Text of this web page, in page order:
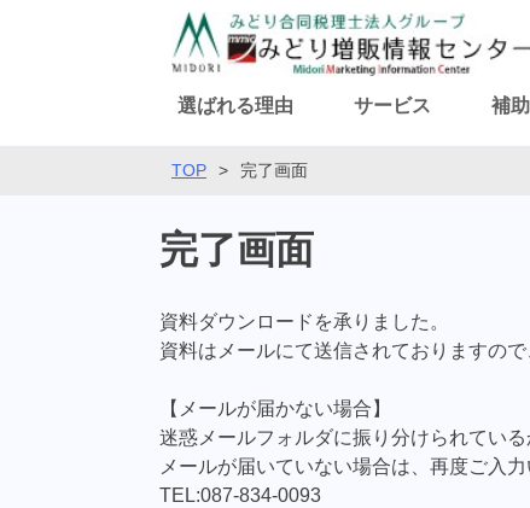
選ばれる理由 サービス 補
TOP > 完了画面
完了画面
資料ダウンロードを承りました。
資料はメールにて送信されておりますので
【メールが届かない場合】
迷惑メールフォルダに振り分けられてい
メールが届いていない場合は、再度ご入
TEL:087-834-0093